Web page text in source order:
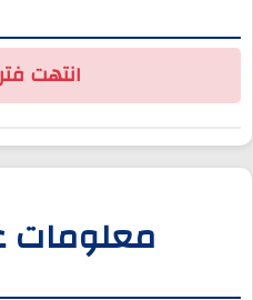
انتهت
معلومات